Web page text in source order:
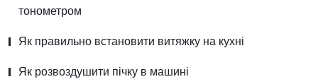
тонометром
Як правильно встановити витяжку на кухні
Як розвоздушити пічку в машині